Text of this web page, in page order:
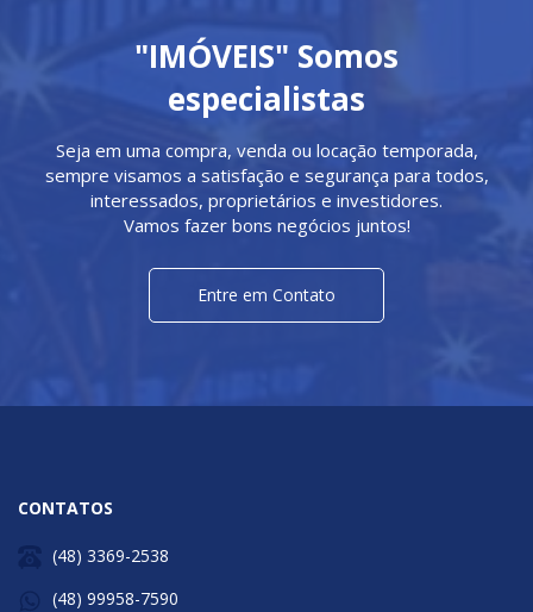
"IMÓVEIS" Somos
especialistas
Seja em uma compra, venda ou locação temporada,
sempre visamos a satisfação e segurança para todos,
interessados, proprietários e investidores.
Vamos fazer bons negócios juntos!
Entre em Contato
CONTATOS
(48) 3369-2538
(48) 99958-7590